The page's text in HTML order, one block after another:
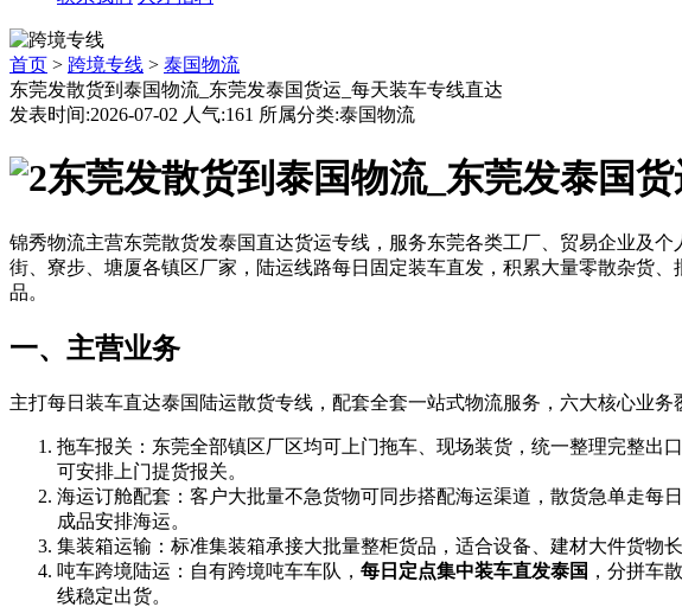
首页 > 跨境专线 > 泰国物流
东莞发散货到泰国物流_东莞发泰国货运_每天装车专线直达
发表时间:2026-07-02 人气:161 所属分类:泰国物流
东莞发散货到泰国物流_东莞发泰国
锦秀物流主营东莞散货发泰国直达货运专线，服务东莞各类工厂、贸易企业及
街、寮步、塘厦各镇区厂家，陆运线路每日固定装车直发，积累大量零散杂货
品。
一、主营业务
主打每日装车直达泰国陆运散货专线，配套全套一站式物流服务，六大核心业务
拖车报关：东莞全部镇区厂区均可上门拖车、现场装货，统一整理完整出
可安排上门提货报关。
海运订舱配套：客户大批量不急货物可同步搭配海运渠道，散货急单走
成品安排海运。
集装箱运输：标准集装箱承接大批量整柜货品，适合设备、建材大件货物
吨车跨境陆运：自有跨境吨车车队， 每日定点集中装车直发泰国 ，分拼车
线稳定出货。